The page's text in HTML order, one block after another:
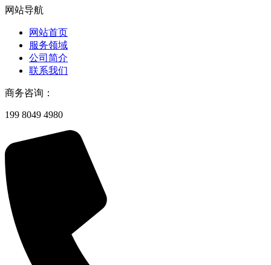
网站导航
网站首页
服务领域
公司简介
联系我们
商务咨询：
199 8049 4980